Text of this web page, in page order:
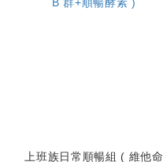
上班族日常順暢組 ( 維他命